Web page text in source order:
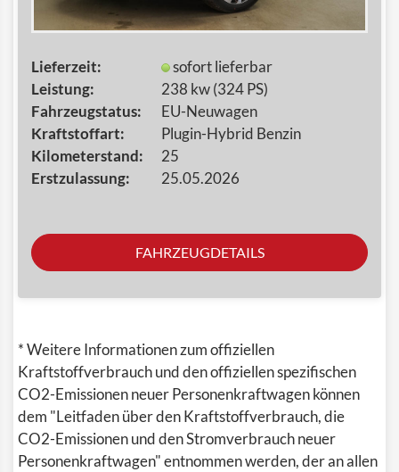
Lieferzeit:
Leistung:
Fahrzeugstatus:
Kraftstoffart:
Kilometerstand:
Erstzulassung:
sofort lieferbar
238 kw (324 PS)
EU-Neuwagen
Plugin-Hybrid Benzin
25
25.05.2026
FAHRZEUGDETAILS
* Weitere Informationen zum offiziellen
Kraftstoffverbrauch und den offiziellen spezifischen
CO2-Emissionen neuer Personenkraftwagen können
dem "Leitfaden über den Kraftstoffverbrauch, die
CO2-Emissionen und den Stromverbrauch neuer
Personenkraftwagen" entnommen werden, der an allen